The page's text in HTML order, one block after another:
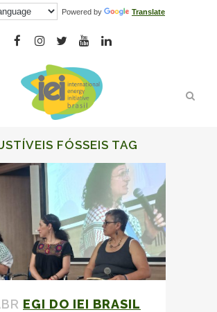
Powered by Translate
FÓSSEIS TAG
EGI DO IEI BRASIL